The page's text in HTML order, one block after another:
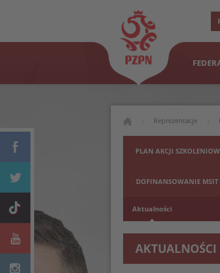
Reprezentacje
mężczyzn
PLAN AKCJI
DOFINANSOWANIE MSIT
Aktualności
AKTUALNOŚCI